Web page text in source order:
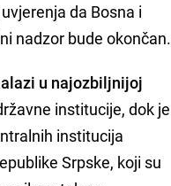
da Bosna i
nadzor bude okončan.
u najozbiljnijoj
institucije, dok je
institucija
Srpske, koji su